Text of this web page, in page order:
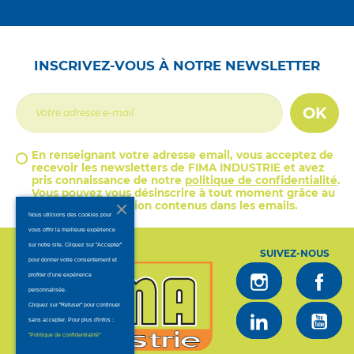
INSCRIVEZ-VOUS À NOTRE NEWSLETTER
OK
En renseignant votre adresse email, vous acceptez de
recevoir les newsletters de FIMA INDUSTRIE et avez
pris connaissance de notre politique de confidentialité.
Vous pouvez vous désinscrire à tout moment grâce au
lien de désinscription contenus dans les emails.
SUIVEZ-NOUS
Nous utilisons des cookies pour
vous offrir la meilleure expérience
sur notre site. Cliquez sur "Accepter"
pour donner votre consentement et
profiter d’une expérience
personnalisée.
Cliquez sur "Refuser" pour continuer
sans accepter. Pour plus d'infos :
"Politique de confidentialité".